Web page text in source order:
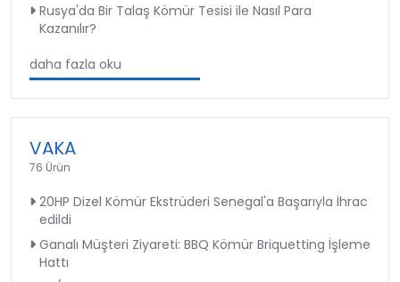
Rusya'da Bir Talaş Kömür Tesisi ile Nasıl Para
Kazanılır?
daha fazla oku
VAKA
76 Ürün
20HP Dizel Kömür Ekstrüderi Senegal'a Başarıyla İhrac
edildi
Ganalı Müşteri Ziyareti: BBQ Kömür Briquetting İşleme
Hattı